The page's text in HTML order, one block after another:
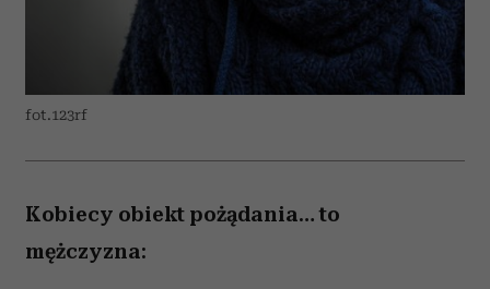
fot.123rf
Kobiecy obiekt pożądania… to
mężczyzna: